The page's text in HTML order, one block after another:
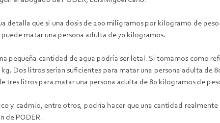
detalla que si una dosis de 200 miligramos por kilogramo de
matar una persona adulta de 70 kilogramos.
pequeña cantidad de agua podría ser letal. Si tomamos como
Dos litros serían suficientes para matar una persona adulta de
tres litros para matar una persona adulta de 80 kilogramos de
y cadmio, entre otros, podría hacer que una cantidad
de PODER.